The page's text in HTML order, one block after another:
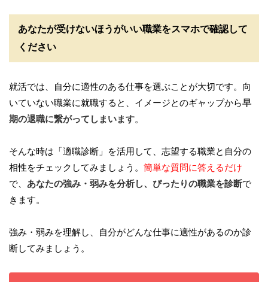
あなたが受けないほうがいい職業をスマホで確認して
ください
就活では、自分に適性のある仕事を選ぶことが大切です。向
いていない職業に就職すると、イメージとのギャップから早
期の退職に繋がってしまいます。
そんな時は「適職診断」を活用して、志望する職業と自分の
相性をチェックしてみましょう。 簡単な質問に答えるだけ
で、 あなたの強み・弱みを分析し、ぴったりの職業を診断で
きます。
強み・弱みを理解し、自分がどんな仕事に適性があるのか診
断してみましょう。